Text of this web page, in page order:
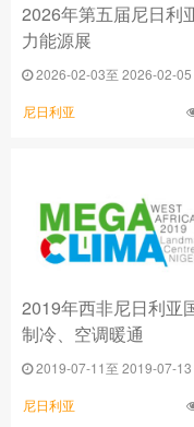
2026年第五届尼日利
力能源展
2026-02-03至 2026-02-05
尼日利亚
2019年西非尼日利亚
制冷、空调暖通
2019-07-11至 2019-07-13
尼日利亚